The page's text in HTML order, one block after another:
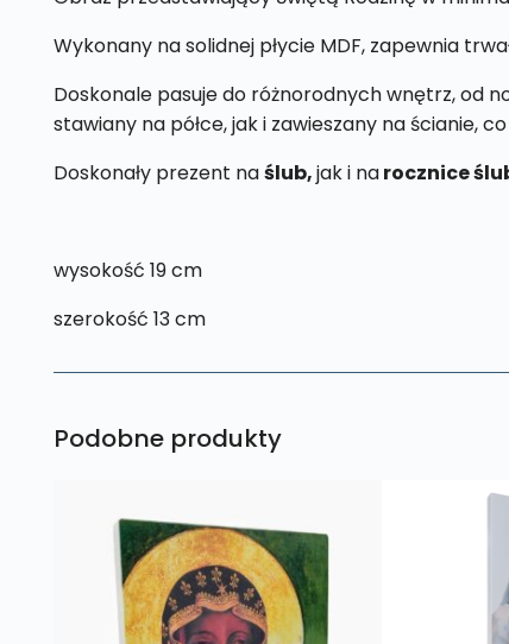
Wykonany na solidnej płycie MDF, zapewnia
Doskonale pasuje do różnorodnych wnętrz, od
stawiany na półce, jak i zawieszany na ścianie,
Doskonały prezent naślub,jak i narocznice
wysokość 19 cm
szerokość 13 cm
Podobne produkty